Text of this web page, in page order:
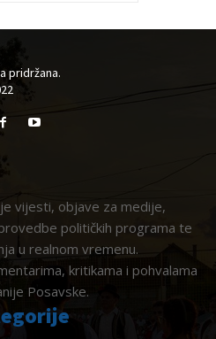
pridržana.
vijesti, objave za medije,
političkih programa te
u realnom vremenu.
kritikama i pohvalama
Posavske.